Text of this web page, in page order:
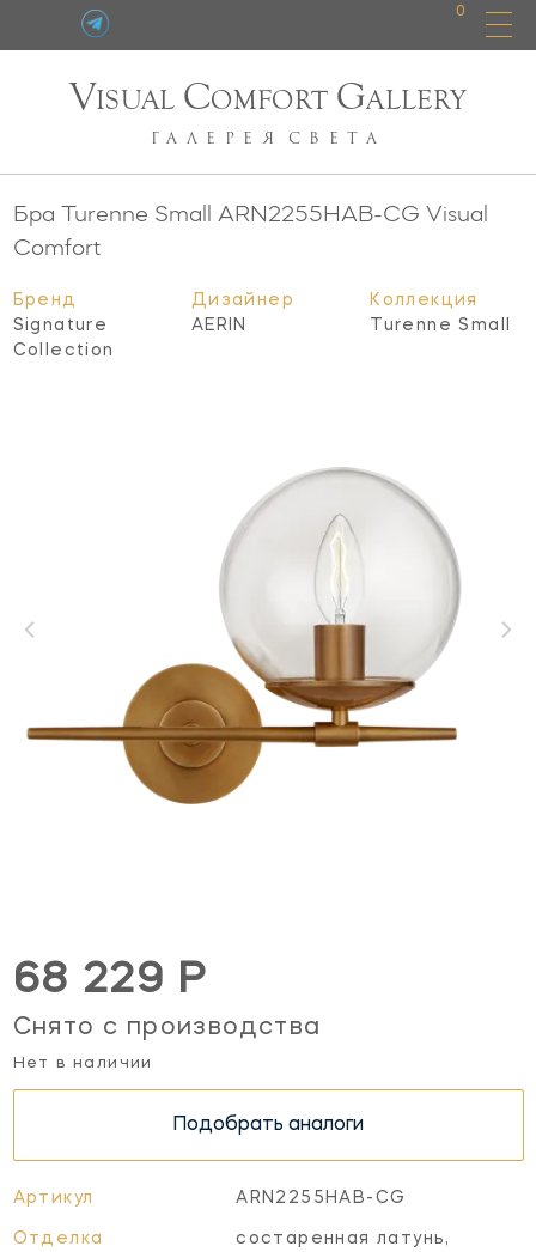
0
VISUAL COMFORT GALLERY
ГАЛЕРЕЯ СВЕТА
Бра Turenne Small ARN2255HAB-CG Visual
Comfort
Бренд
Signature
Collection
Дизайнер
AERIN
Коллекция
Turenne Small
68 229 Р
Снято с производства
Нет в наличии
Подобрать аналоги
Артикул ARN2255HAB-CG
Отделка
состаренная латунь,